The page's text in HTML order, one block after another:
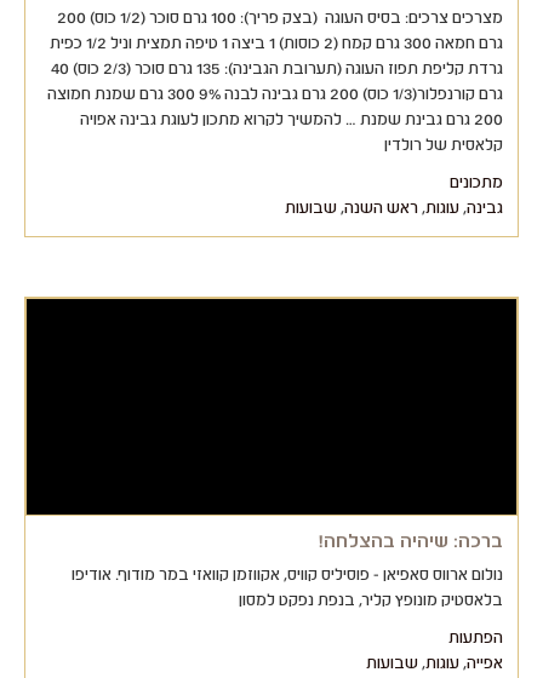
מצרכים צרכים: בסיס העוגה (בצק פריך): 100 גרם סוכר (1/2 כוס) 200
גרם חמאה 300 גרם קמח (2 כוסות) 1 ביצה 1 טיפה תמצית וניל 1/2 כפית
גרדת קליפת תפוז העוגה (תערובת הגבינה): 135 גרם סוכר (2/3 כוס) 40
גרם קורנפלור(1/3 כוס) 200 גרם גבינה לבנה 9% 300 גרם שמנת חמוצה
200 גרם גבינת שמנת … להמשיך לקרוא מתכון לעוגת גבינה אפויה
קלאסית של רולדין
מתכונים
גבינה,עוגות,ראש השנה, שבועות
ברכה: שיהיה בהצלחה!
נולום ארווס סאפיאן - פוסיליס קוויס, אקווזמן קוואזי במר מודוף. אודיפו
בלאסטיק מונופץ קליר, בנפת נפקט למסון
הפתעות
אפייה,עוגות, שבועות